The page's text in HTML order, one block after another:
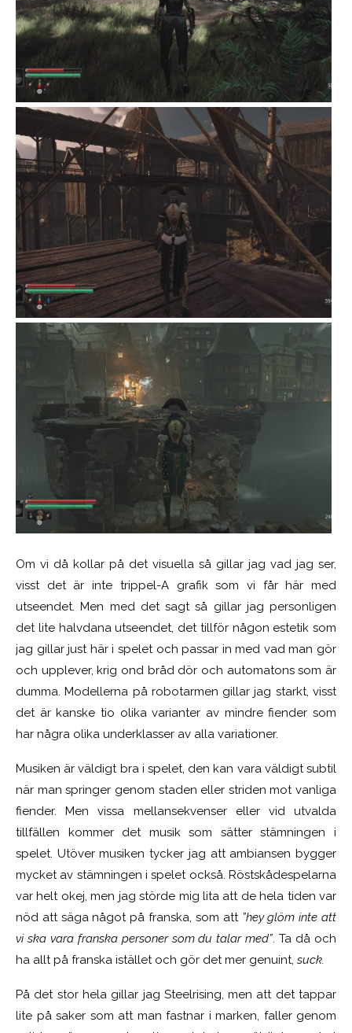
Om vi då kollar på det visuella så gillar jag vad jag ser,
visst det är inte trippel-A grafik som vi får här med
utseendet. Men med det sagt så gillar jag personligen
det lite halvdana utseendet, det tillför någon estetik som
jag gillar just här i spelet och passar in med vad man gör
och upplever, krig ond bråd dör och automatons som är
dumma. Modellerna på robotarmen gillar jag starkt, visst
det är kanske tio olika varianter av mindre fiender som
har några olika underklasser av alla variationer.
Musiken är väldigt bra i spelet, den kan vara väldigt subtil
när man springer genom staden eller striden mot vanliga
fiender. Men vissa mellansekvenser eller vid utvalda
tillfällen kommer det musik som sätter stämningen i
spelet. Utöver musiken tycker jag att ambiansen bygger
mycket av stämningen i spelet också. Röstskådespelarna
var helt okej, men jag störde mig lita att de hela tiden var
nöd att säga något på franska, som att ”hey glöm inte att
vi ska vara franska personer som du talar med”. Ta då och
ha allt på franska istället och gör det mer genuint, suck.
På det stor hela gillar jag Steelrising, men att det tappar
lite på saker som att man fastnar i marken, faller genom